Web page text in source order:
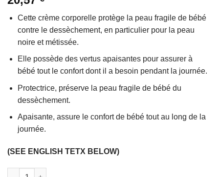
Cette crème corporelle protège la peau fragile de bébé
contre le dessèchement, en particulier pour la peau
noire et métissée.
Elle possède des vertus apaisantes pour assurer à
bébé tout le confort dont il a besoin pendant la journée.
Protectrice, préserve la peau fragile de bébé du
dessèchement.
Apaisante, assure le confort de bébé tout au long de la
journée.
(SEE ENGLISH TETX BELOW)
quantité de Crème Hydratante Bébé pour Hydrater et protèger